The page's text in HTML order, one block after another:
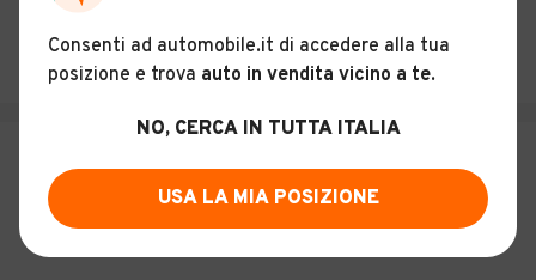
SALVA RICERCA
Consenti ad automobile.it di accedere alla tua
posizione e trova auto in vendita vicino a te.
NO, CERCA IN TUTTA ITALIA
USA LA MIA POSIZIONE